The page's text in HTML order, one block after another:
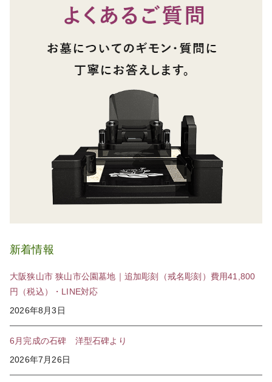
新着情報
大阪狭山市 狭山市公園墓地｜追加彫刻（戒名彫刻）費用41,800
円（税込）・LINE対応
2026年8月3日
6月完成の石碑 洋型石碑より
2026年7月26日